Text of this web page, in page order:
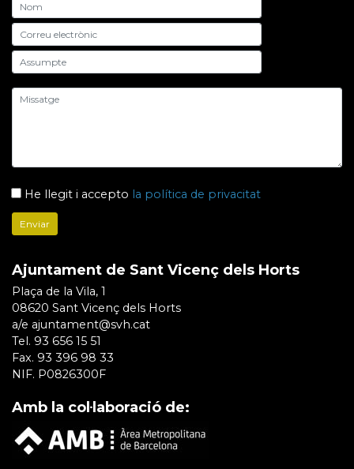
He llegit i accepto la política de privacitat
Ajuntament de Sant Vicenç dels Horts
Plaça de la Vila, 1
08620 Sant Vicenç dels Horts
a/e ajuntament@svh.cat
Tel. 93 656 15 51
Fax. 93 396 98 33
NIF. P0826300F
Amb la col·laboració de: